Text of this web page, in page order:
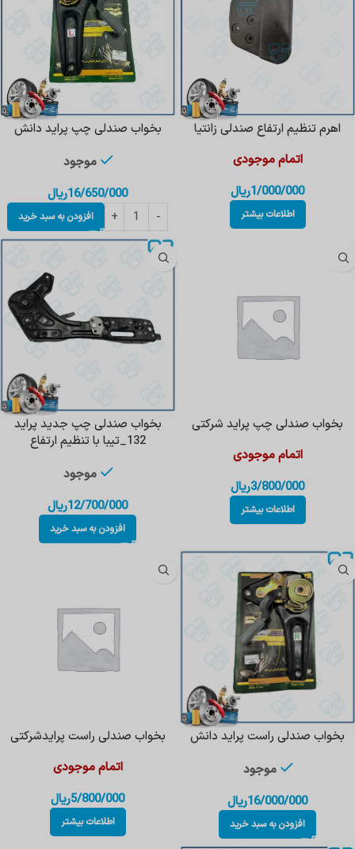
اهرم تنظیم ارتفاع صندلی زانتیا
اتمام موجودی
1/000/000ریال
اطلاعات بیشتر
بخواب صندلی چپ پراید دانش
موجود
16/650/000ریال
افزودن به سبد خرید
بخواب صندلی چپ پراید شرکتی
اتمام موجودی
3/800/000ریال
اطلاعات بیشتر
بخواب صندلی چپ جدید پراید
132_تیبا با تنظیم ارتفاع
موجود
12/700/000ریال
افزودن به سبد خرید
بخواب صندلی راست پراید دانش
موجود
16/000/000ریال
افزودن به سبد خرید
بخواب صندلی راست پرایدشرکتی
اتمام موجودی
5/800/000ریال
اطلاعات بیشتر